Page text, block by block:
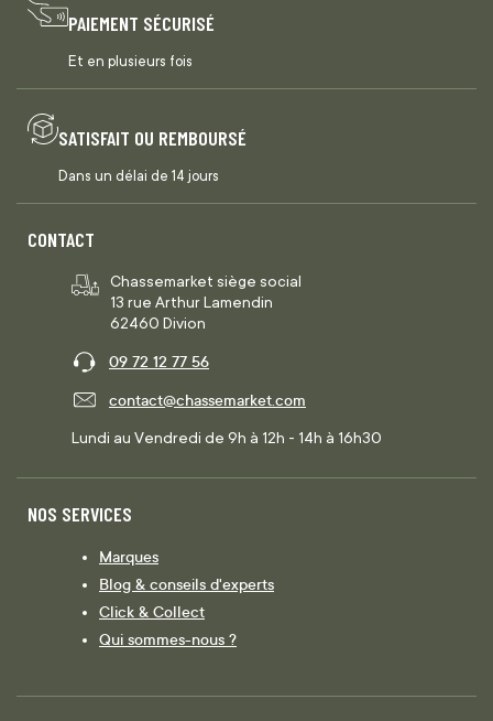
PAIEMENT SÉCURISÉ
Et en plusieurs fois
SATISFAIT OU REMBOURSÉ
Dans un délai de 14 jours
CONTACT
Chassemarket siège social
13 rue Arthur Lamendin
62460 Divion
09 72 12 77 56
contact@chassemarket.com
Lundi au Vendredi de 9h à 12h - 14h à 16h30
NOS SERVICES
Marques
Blog & conseils d'experts
Click & Collect
Qui sommes-nous ?